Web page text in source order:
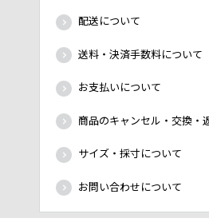
配送について
送料・決済手数料について
お支払いについて
商品のキャンセル・交換・
サイズ・採寸について
お問い合わせについて